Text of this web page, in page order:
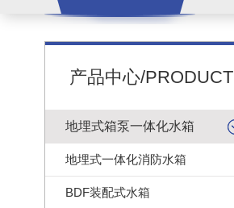
产品中心/PRODUCT
地埋式箱泵一体化水箱
地埋式一体化消防水箱
BDF装配式水箱